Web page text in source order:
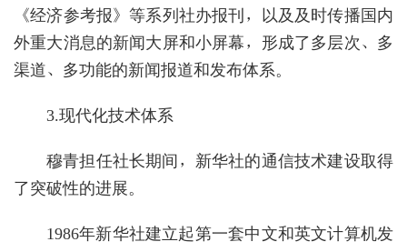
《经济参考报》等系列社办报刊，以及及时传播国内
外重大消息的新闻大屏和小屏幕，形成了多层次、多
渠道、多功能的新闻报道和发布体系。
3.现代化技术体系
穆青担任社长期间，新华社的通信技术建设取得
了突破性的进展。
1986年新华社建立起第一套中文和英文计算机发